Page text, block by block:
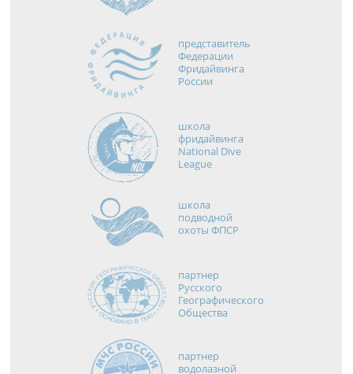
представитель
Федерации
Фридайвинга
России
школа
фридайвинга
National Dive
League
школа
подводной
охоты ФПСР
партнер
Русского
Географического
Общества
партнер
водолазной